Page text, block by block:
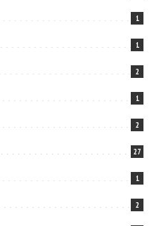
1
1
2
1
2
27
1
2